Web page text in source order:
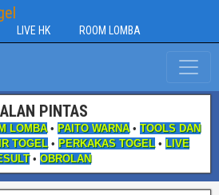
LIVE HK ROOM LOMBA
PINTAS
LOMBA• PAITO WARNA• TOOLS DAN
TOGEL• PERKAKAS TOGEL• LIVE
• OBROLAN